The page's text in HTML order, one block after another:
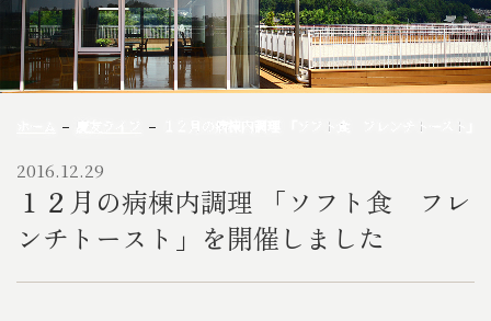
１２月の病棟内調理 「ソフト食 フレンチトースト」
2016.12.29
１２月の病棟内調理 「ソフト食 フレ
ンチトースト」を開催しました